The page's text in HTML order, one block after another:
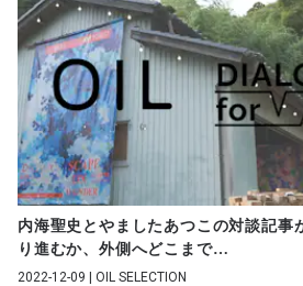
内海聖史とやましたあつこの対談記事
り進むか、外側へどこまで…
2022-12-09 | OIL SELECTION